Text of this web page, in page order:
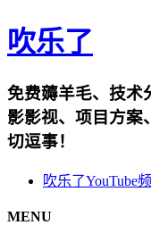
吹乐了
免费薅羊毛、技术
影影视、项目方案
切逗事！
吹乐了YouTube
MENU